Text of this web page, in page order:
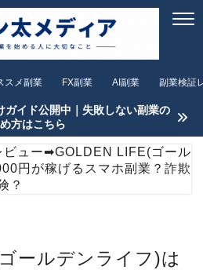
スメ副業 FX副業 AI副業 副業検証
ガイド公開中｜失敗しない副業の
方はこちら
ビュー➡GOLDEN LIFE(ゴール
円が稼げるスマホ副業？詐欺
？
ールデンライフ)は